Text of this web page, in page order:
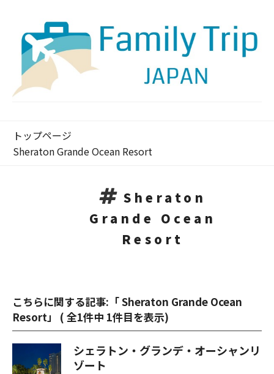
トップページ
Sheraton Grande Ocean Resort
Sheraton
Grande Ocean
Resort
こちらに関する記事:「 Sheraton Grande Ocean
Resort」 ( 全1件中 1件目を表示)
シェラトン・グランデ・オーシャンリ
ゾート